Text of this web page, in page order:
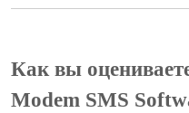
Как вы
Modem SMS